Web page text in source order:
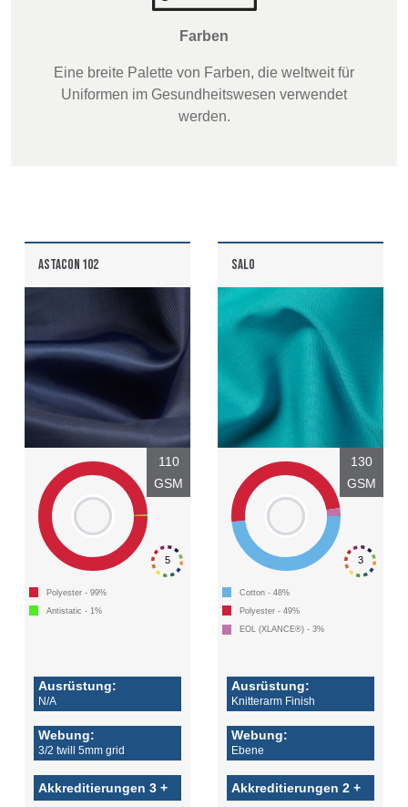
Media
Erweiterte Suche
Einloggen
Anmelden
Farben
Eine breite Palette von Farben, die weltweit für
Uniformen im Gesundheitswesen verwendet
werden.
ASTACON 102
5
110
GSM
Polyester - 99%
Antistatic - 1%
Ausrüstung:
N/A
Webung:
3/2 twill 5mm grid
Akkreditierungen 3 +
SALO
3
130
GSM
Cotton - 48%
Polyester - 49%
EOL (XLANCE®) - 3%
Ausrüstung:
Knitterarm Finish
Webung:
Ebene
Akkreditierungen 2 +